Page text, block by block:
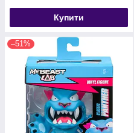
Купити
–51%